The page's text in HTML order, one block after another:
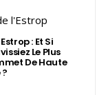
: Et Si
Le Plus
De Haute